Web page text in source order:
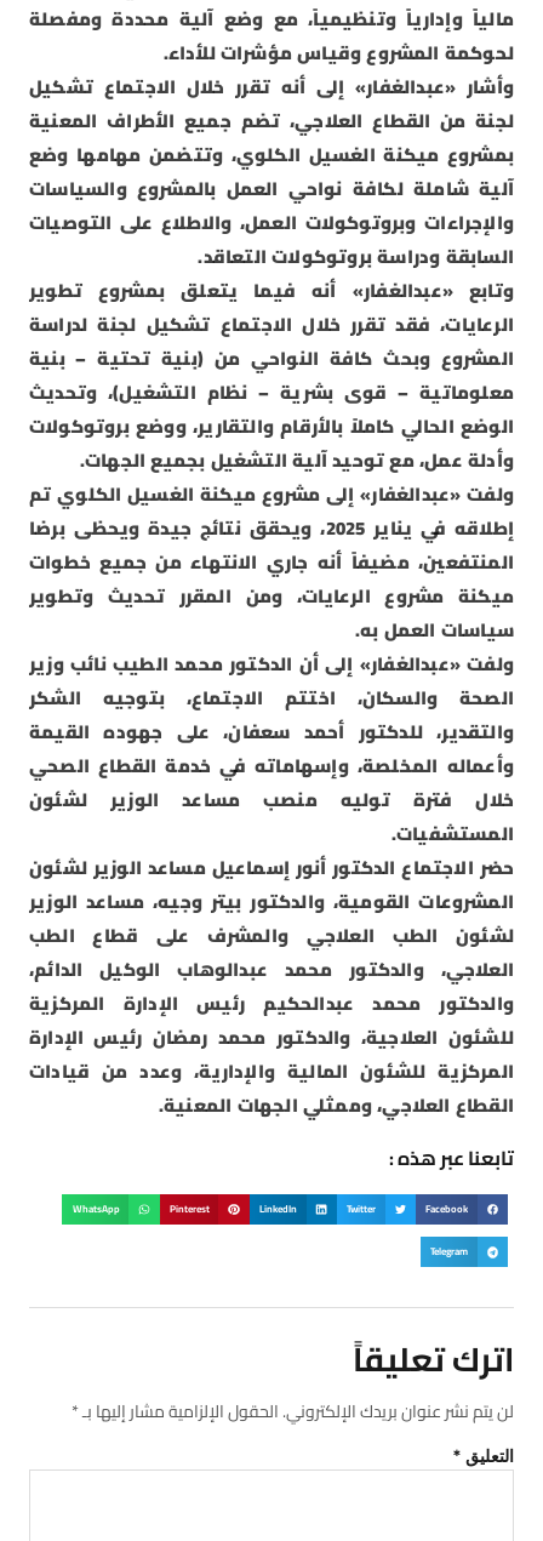
مالياً وإدارياً وتنظيمياً، مع وضع آلية محددة ومفصلة
لحوكمة المشروع وقياس مؤشرات للأداء.
وأشار «عبدالغفار» إلى أنه تقرر خلال الاجتماع تشكيل
لجنة من القطاع العلاجي، تضم جميع الأطراف المعنية
بمشروع ميكنة الغسيل الكلوي، وتتضمن مهامها وضع
آلية شاملة لكافة نواحي العمل بالمشروع والسياسات
والإجراءات وبروتوكولات العمل، والاطلاع على التوصيات
السابقة ودراسة بروتوكولات التعاقد.
وتابع «عبدالغفار» أنه فيما يتعلق بمشروع تطوير
الرعايات، فقد تقرر خلال الاجتماع تشكيل لجنة لدراسة
المشروع وبحث كافة النواحي من (بنية تحتية – بنية
معلوماتية – قوى بشرية – نظام التشغيل)، وتحديث
الوضع الحالي كاملاً بالأرقام والتقارير، ووضع بروتوكولات
وأدلة عمل، مع توحيد آلية التشغيل بجميع الجهات.
ولفت «عبدالغفار» إلى مشروع ميكنة الغسيل الكلوي تم
إطلاقه في يناير 2025، ويحقق نتائج جيدة ويحظى برضا
المنتفعين، مضيفاً أنه جاري الانتهاء من جميع خطوات
ميكنة مشروع الرعايات، ومن المقرر تحديث وتطوير
سياسات العمل به.
ولفت «عبدالغفار» إلى أن الدكتور محمد الطيب نائب وزير
الصحة والسكان، اختتم الاجتماع، بتوجيه الشكر
والتقدير، للدكتور أحمد سعفان، على جهوده القيمة
وأعماله المخلصة، وإسهاماته في خدمة القطاع الصحي
خلال فترة توليه منصب مساعد الوزير لشئون
المستشفيات.
حضر الاجتماع الدكتور أنور إسماعيل مساعد الوزير لشئون
المشروعات القومية، والدكتور بيتر وجيه، مساعد الوزير
لشئون الطب العلاجي والمشرف على قطاع الطب
العلاجي، والدكتور محمد عبدالوهاب الوكيل الدائم،
والدكتور محمد عبدالحكيم رئيس الإدارة المركزية
للشئون العلاجية، والدكتور محمد رمضان رئيس الإدارة
المركزية للشئون المالية والإدارية، وعدد من قيادات
القطاع العلاجي، وممثلي الجهات المعنية.
تابعنا عبر هذه :
Facebook
Twitter
LinkedIn
Pinterest
WhatsApp
Telegram
اترك تعليقاً
لن يتم نشر عنوان بريدك الإلكتروني.الحقول الإلزامية مشار إليها بـ*
التعليق *